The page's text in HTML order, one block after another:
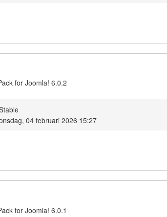
for Joomla! 6.0.2
04 februari 2026 15:27
for Joomla! 6.0.1